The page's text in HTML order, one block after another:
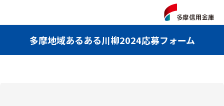
多摩地域あるある川柳2024応募フォーム